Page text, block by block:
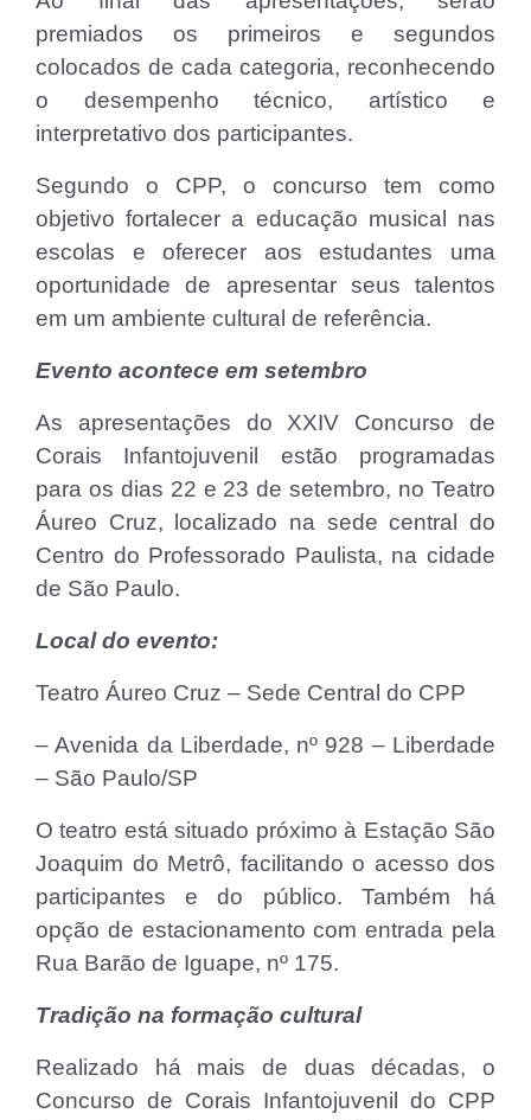
premiados os primeiros e segundos
colocados de cada categoria, reconhecendo
o desempenho técnico, artístico e
interpretativo dos participantes.
Segundo o CPP, o concurso tem como
objetivo fortalecer a educação musical nas
escolas e oferecer aos estudantes uma
oportunidade de apresentar seus talentos
em um ambiente cultural de referência.
Evento acontece em setembro
As apresentações do XXIV Concurso de
Corais Infantojuvenil estão programadas
para os dias 22 e 23 de setembro, no Teatro
Áureo Cruz, localizado na sede central do
Centro do Professorado Paulista, na cidade
de São Paulo.
Local do evento:
Teatro Áureo Cruz – Sede Central do CPP
– Avenida da Liberdade, nº 928 – Liberdade
– São Paulo/SP
O teatro está situado próximo à Estação São
Joaquim do Metrô, facilitando o acesso dos
participantes e do público. Também há
opção de estacionamento com entrada pela
Rua Barão de Iguape, nº 175.
Tradição na formação cultural
Realizado há mais de duas décadas, o
Concurso de Corais Infantojuvenil do CPP